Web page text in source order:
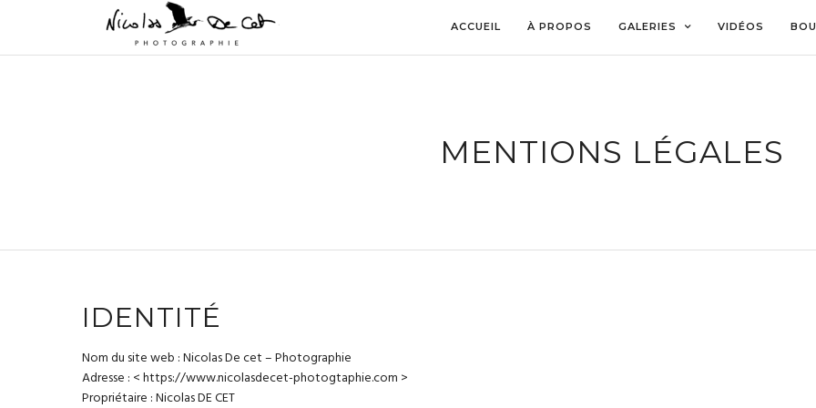
ACCUEIL À PROPOS GALERIES VIDÉOS
MENTIONS LÉGALES
IDENTITÉ
Nom du site web : Nicolas De cet – Photographie
Adresse : < https://www.nicolasdecet-photogtaphie.com >
Propriétaire : Nicolas DE CET